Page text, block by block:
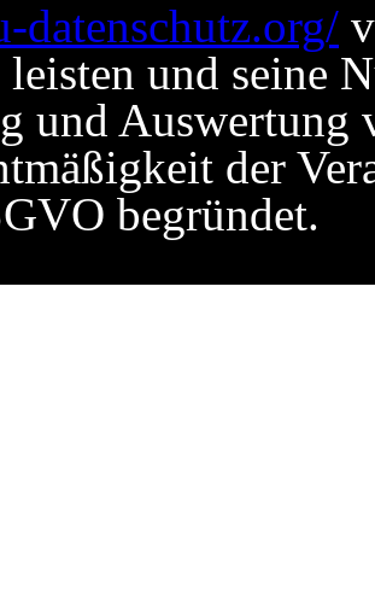
datenschutz.org/
und seine
und Auswertung
der
begründet.